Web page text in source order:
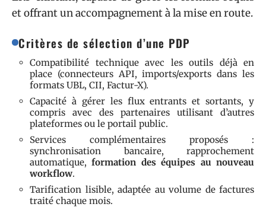
et offrant un accompagnement à la mise en route.
Critères de sélection d’une PDP
Compatibilité technique avec les outils déjà en
place (connecteurs API, imports/exports dans les
formats UBL, CII, Factur-X).
Capacité à gérer les flux entrants et sortants, y
compris avec des partenaires utilisant d’autres
plateformes ou le portail public.
Services complémentaires proposés :
synchronisation bancaire, rapprochement
automatique,formation des équipes au nouveau
workflow.
Tarification lisible, adaptée au volume de factures
traité chaque mois.